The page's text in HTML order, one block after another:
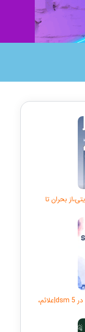
هویتی،از بحران تا
اختلال اضطراب اجتماعی در dsm 5|علائم،